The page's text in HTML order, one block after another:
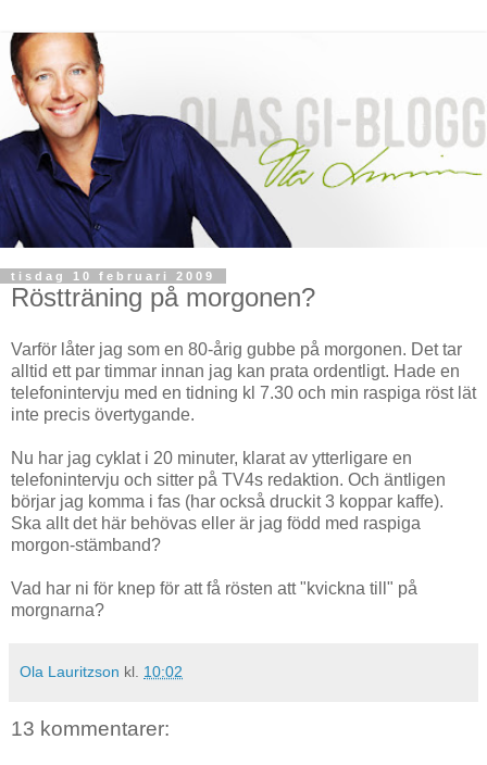
tisdag 10 februari 2009
Röstträning på morgonen?
Varför låter jag som en 80-årig gubbe på morgonen. Det tar
alltid ett par timmar innan jag kan prata ordentligt. Hade en
telefonintervju med en tidning kl 7.30 och min raspiga röst lät
inte precis övertygande.
Nu har jag cyklat i 20 minuter, klarat av ytterligare en
telefonintervju och sitter på TV4s redaktion. Och äntligen
börjar jag komma i fas (har också druckit 3 koppar kaffe).
Ska allt det här behövas eller är jag född med raspiga
morgon-stämband?
Vad har ni för knep för att få rösten att "kvickna till" på
morgnarna?
Ola Lauritzson kl. 10:02
13 kommentarer: